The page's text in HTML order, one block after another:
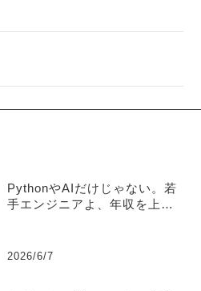
PythonやAIだけじゃない。若
手エンジニアよ、年収を上げ
2026/6/7